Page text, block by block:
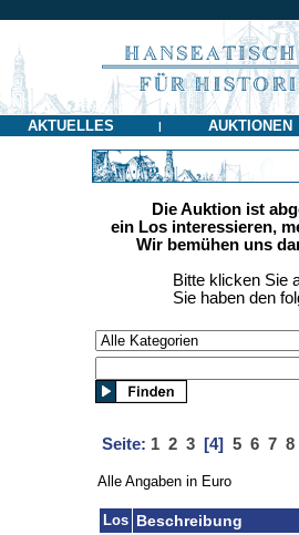
AKTUELLES | AUKTIONEN
Die Auktion ist
ein Los interessieren,
Wir bemühen uns
Bitte klicken Sie
Sie haben den
Seite: 1 2 3 [4] 5 6 7 8
Alle Angaben in Euro
Los Beschreibung